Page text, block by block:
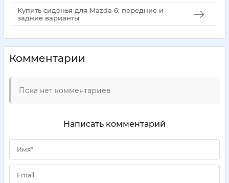
Купить сиденья для Mazda 6: передние и
задние варианты
Комментарии
Пока нет комментариев
Написать комментарий
Имя*
Email